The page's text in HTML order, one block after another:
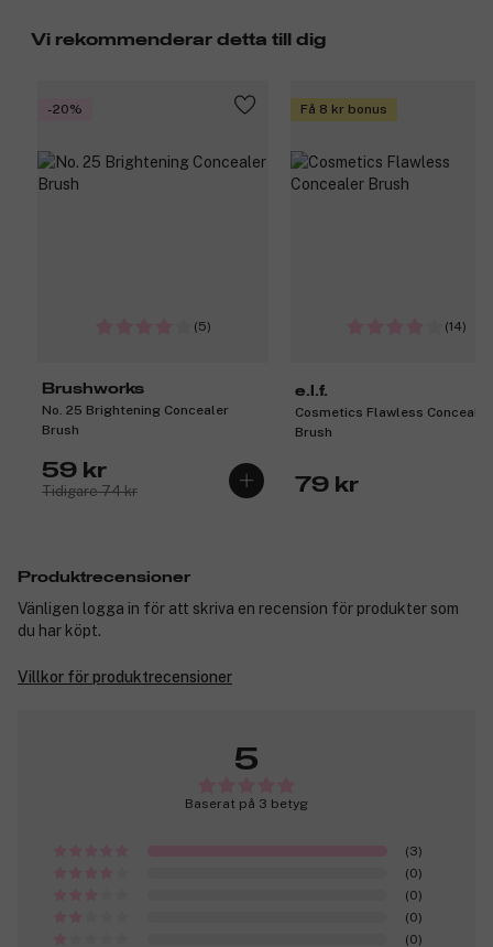
Vi rekommenderar detta till dig
-20%
(5)
Brushworks
No. 25 Brightening Concealer
Brush
59 kr
Tidigare 74 kr
Få 8 kr bonus
(14)
e.l.f.
Cosmetics Flawless Concealer
Brush
79 kr
Produktrecensioner
Vänligen logga in för att skriva en recension för produkter som
du har köpt.
Villkor för produktrecensioner
5
Baserat på 3 betyg
(3)
(0)
(0)
(0)
(0)